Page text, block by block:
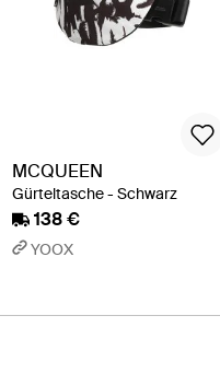
MCQUEEN
Gürteltasche - Schwarz
138 €
YOOX